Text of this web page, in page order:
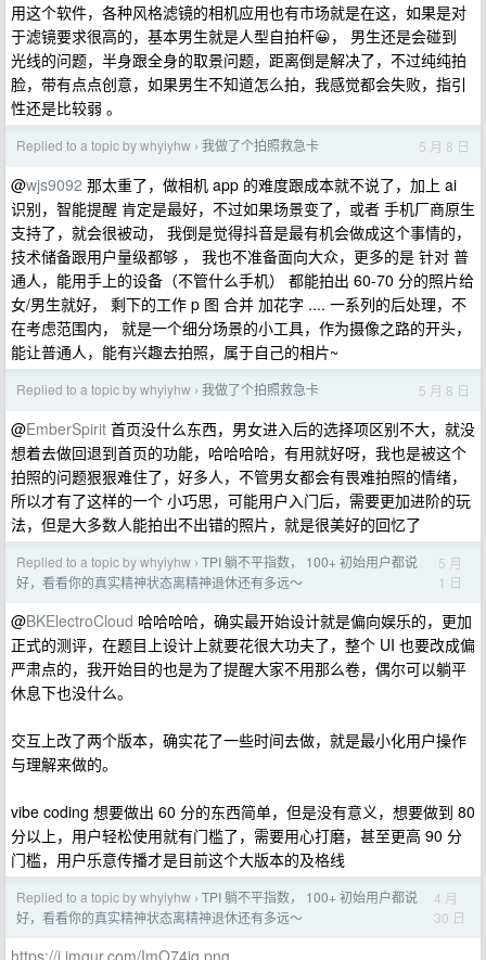
用这个软件，各种风格滤镜的相机应用也有市场就是在这，如果是对
于滤镜要求很高的，基本男生就是人型自拍杆😀， 男生还是会碰到
光线的问题，半身跟全身的取景问题，距离倒是解决了，不过纯纯拍
脸，带有点点创意，如果男生不知道怎么拍，我感觉都会失败，指引
性还是比较弱 。
Replied to a topic by whyiyhw › 我做了个拍照救急卡 5 月 8 日
@wjs9092 那太重了，做相机 app 的难度跟成本就不说了，加上 ai
识别，智能提醒 肯定是最好，不过如果场景变了，或者 手机厂商原生
支持了，就会很被动， 我倒是觉得抖音是最有机会做成这个事情的，
技术储备跟用户量级都够 ， 我也不准备面向大众，更多的是 针对 普
通人，能用手上的设备（不管什么手机） 都能拍出 60-70 分的照片给
女/男生就好， 剩下的工作 p 图 合并 加花字 .... 一系列的后处理，不
在考虑范围内， 就是一个细分场景的小工具，作为摄像之路的开头，
能让普通人，能有兴趣去拍照，属于自己的相片~
Replied to a topic by whyiyhw › 我做了个拍照救急卡 5 月 8 日
@EmberSpirit 首页没什么东西，男女进入后的选择项区别不大，就没
想着去做回退到首页的功能，哈哈哈哈，有用就好呀，我也是被这个
拍照的问题狠狠难住了，好多人，不管男女都会有畏难拍照的情绪，
所以才有了这样的一个 小巧思，可能用户入门后，需要更加进阶的玩
法，但是大多数人能拍出不出错的照片，就是很美好的回忆了
Replied to a topic by whyiyhw › TPI 躺不平指数， 100+ 初始用户都说
好，看看你的真实精神状态离精神退休还有多远～
5 月
1 日
@BKElectroCloud 哈哈哈哈，确实最开始设计就是偏向娱乐的，更加
正式的测评，在题目上设计上就要花很大功夫了，整个 UI 也要改成偏
严肃点的，我开始目的也是为了提醒大家不用那么卷，偶尔可以躺平
休息下也没什么。
交互上改了两个版本，确实花了一些时间去做，就是最小化用户操作
与理解来做的。
vibe coding 想要做出 60 分的东西简单，但是没有意义，想要做到 80
分以上，用户轻松使用就有门槛了，需要用心打磨，甚至更高 90 分
门槛，用户乐意传播才是目前这个大版本的及格线
Replied to a topic by whyiyhw › TPI 躺不平指数， 100+ 初始用户都说
好，看看你的真实精神状态离精神退休还有多远～
4 月
30 日
https://i.imgur.com/ImO74jq.png